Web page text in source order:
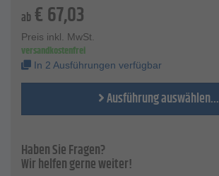
ab €67,03
Preis inkl. MwSt.
versandkostenfrei
In 2 Ausführungen verfügbar
Ausführung auswählen...
Haben Sie Fragen?
Wir helfen gerne weiter!